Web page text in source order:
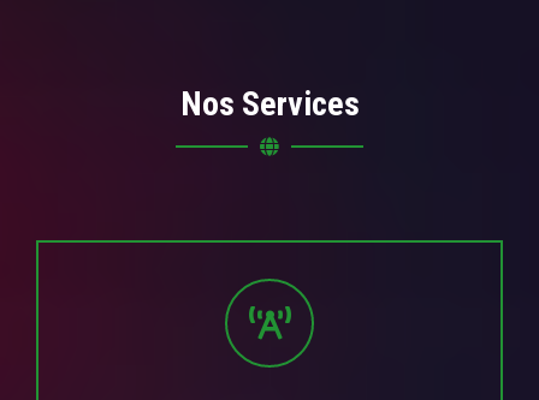
Nos Services